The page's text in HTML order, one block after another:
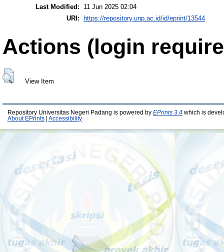
Last Modified:
11 Jun 2025 02:04
URI:
https://repository.unp.ac.id/id/eprint/13544
Actions (login
View Item
Repository Universitas Negeri Padang is powered by EPrints 3.4 which is
About EPrints
Accessibility